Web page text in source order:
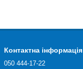
Контактна інформація
050 444-17-22